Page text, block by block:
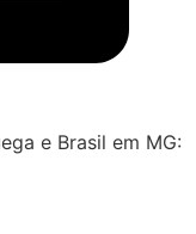
e Brasil em MG: